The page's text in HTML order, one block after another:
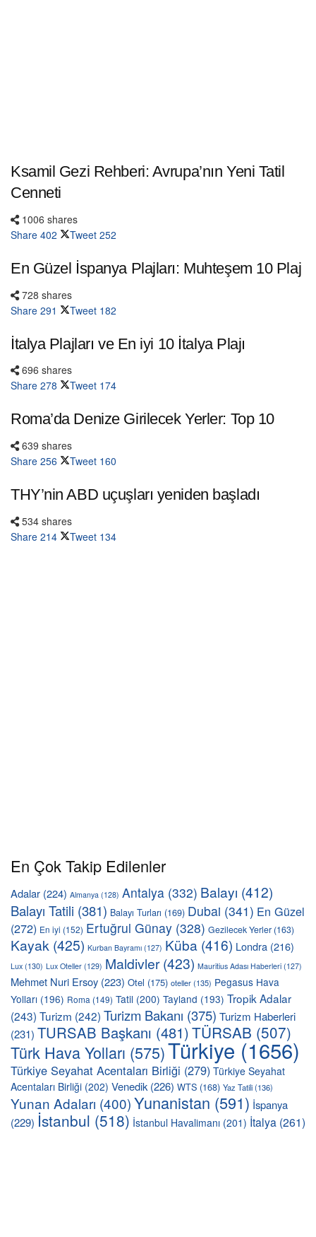
Ksamil Gezi Rehberi: Avrupa’nın Yeni Tatil
Cenneti
1006 shares
Share 402 Tweet 252
En Güzel İspanya Plajları: Muhteşem 10 Plaj
728 shares
Share 291 Tweet 182
İtalya Plajları ve En iyi 10 İtalya Plajı
696 shares
Share 278 Tweet 174
Roma’da Denize Girilecek Yerler: Top 10
639 shares
Share 256 Tweet 160
THY’nin ABD uçuşları yeniden başladı
534 shares
Share 214 Tweet 134
En Çok Takip Edilenler
Adalar (224) Almanya (128) Antalya (332) Balayı (412)
Balayı Tatili (381) Balayı Turları (169) Dubai (341) En Güzel
(272) En iyi (152) Ertuğrul Günay (328) Gezilecek Yerler (163)
Kayak (425) Kurban Bayramı (127) Küba (416) Londra (216)
Lux (130) Lux Oteller (129) Maldivler(423) Mauritius Adası Haberleri (127)
Mehmet Nuri Ersoy (223) Otel (175) oteller(135) Pegasus Hava
Yolları (196) Roma (149) Tatil (200) Tayland (193) Tropik Adalar
(243) Turizm (242) Turizm Bakanı (375) Turizm Haberleri
(231) TURSAB Başkanı (481)TÜRSAB (507)
Türk Hava Yolları (575)Türkiye (1656)
Türkiye Seyahat Acentaları Birliği (279) Türkiye Seyahat
Acentaları Birliği (202) Venedik (226) WTS (168) Yaz Tatili(136)
Yunan Adaları (400)Yunanistan (591) İspanya
(229) İstanbul (518) İstanbul Havalimanı (201) İtalya (261)